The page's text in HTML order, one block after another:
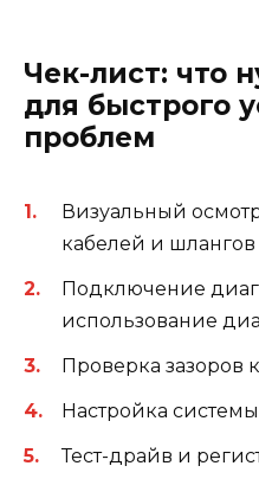
Чек-лист: что
для быстрого
проблем
Визуальный
кабелей и шлангов
Подключение
использование
Проверка зазоров
Настройка
Тест-драйв и